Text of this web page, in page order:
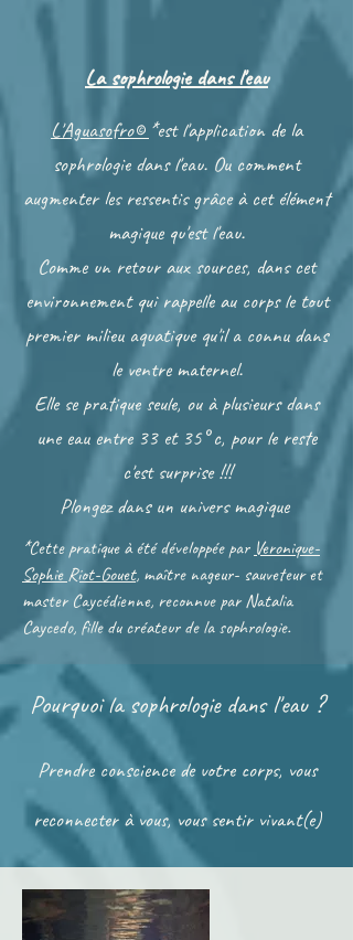
La sophrologie dans l'eau
L'Aguasofro© *est l'application de la
sophrologie dans l'eau. Ou comment
augmenter les ressentis grâce à cet élément
magique qu'est l'eau.
Comme un retour aux sources, dans cet
environnement qui rappelle au corps le tout
premier milieu aquatique qu'il a connu dans
le ventre maternel.
Elle se pratique seule, ou à plusieurs dans
une eau entre 33 et 35° c, pour le reste
c'est surprise !!!
Plongez dans un univers magique
*Cette pratique à été développée par Veronique-
Sophie Riot-Gouet, maître nageur- sauveteur et
master Caycédienne, reconnue par Natalia
Caycedo, fille du créateur de la sophrologie.
Pourquoi la sophrologie dans l'eau ?
Prendre conscience de votre corps, vous
reconnecter à vous, vous sentir vivant(e)